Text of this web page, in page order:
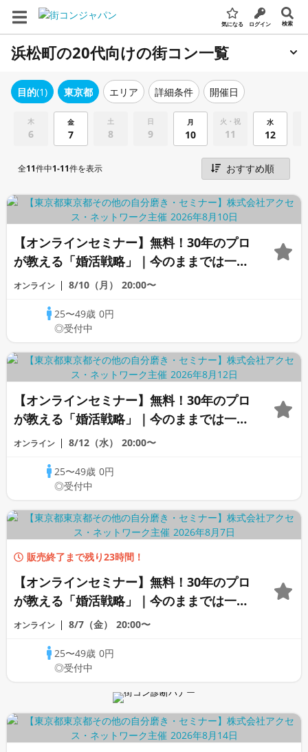
気になる ログイン 検索
浜松町の20代向けの街コン一覧
目的(1) 東京都 エリア 詳細条件 開催日
木
6
金
7
土
8
日
9
月
10
火・祝
11
水
12
全11件中1-11件を表示
【オンラインセミナー】無料！30年のプロ
が教える「婚活戦略」｜今のままでは一生
変わらないと感じる男性へ
オンライン 8/10（月） 20:00〜
25〜49歳0円
◎受付中
【オンラインセミナー】無料！30年のプロ
が教える「婚活戦略」｜今のままでは一生
変わらないと感じる男性へ
オンライン 8/12（水） 20:00〜
25〜49歳0円
◎受付中
販売終了まで残り23時間！
【オンラインセミナー】無料！30年のプロ
が教える「婚活戦略」｜今のままでは一生
変わらないと感じる男性へ
オンライン 8/7（金） 20:00〜
25〜49歳0円
◎受付中